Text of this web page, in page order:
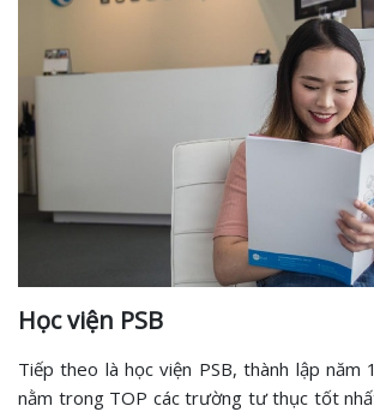
Học viện PSB
Tiếp theo là học viện PSB, thành lập năm
nằm trong TOP các trường tư thục tốt